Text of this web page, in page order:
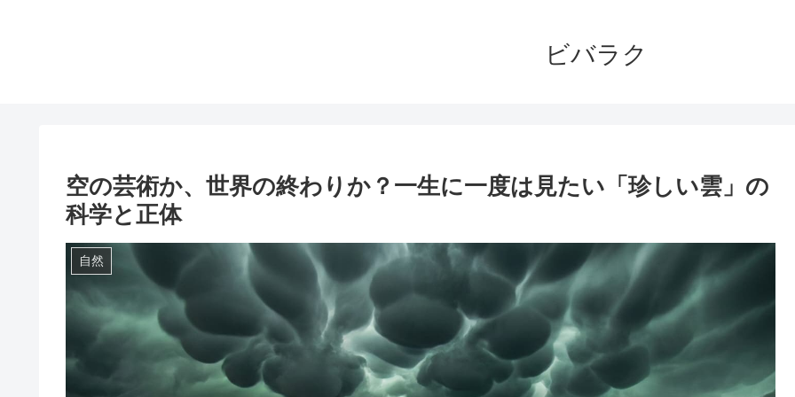
ビバラク
空の芸術か、世界の終わりか？一生に一度は見たい「珍しい雲」の
科学と正体
自然